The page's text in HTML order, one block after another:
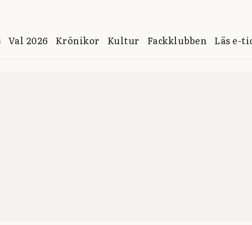
Val 2026 Krönikor Kultur Fackklubben Läs e-